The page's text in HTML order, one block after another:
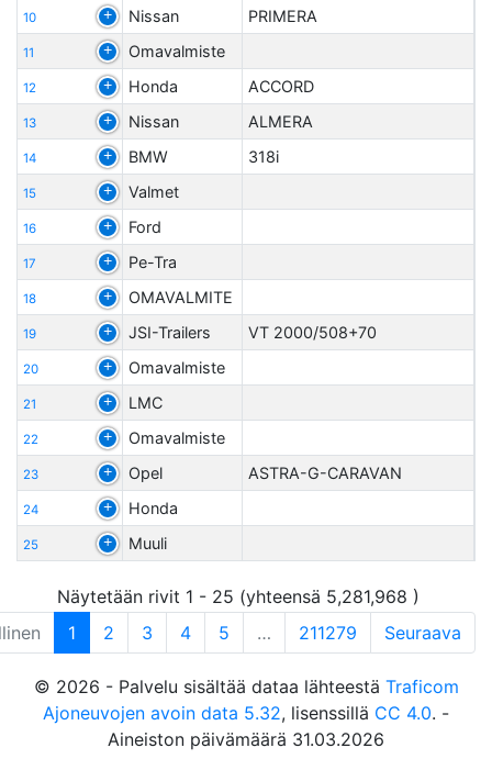
10 Nissan PRIMERA
11 Omavalmiste
12 Honda ACCORD
13 Nissan ALMERA
14 BMW 318i
15 Valmet
16 Ford
17 Pe-Tra
18 OMAVALMITE
19 JSI-Trailers VT 2000/508+70
20 Omavalmiste
21 LMC
22 Omavalmiste
23 Opel ASTRA-G-CARAVAN
24 Honda
25 Muuli
Näytetään rivit 1 - 25 (yhteensä 5,281,968 )
1 2 3 4 5 … 211279 Seuraava
© 2026 - Palvelu sisältää dataa lähteestä Traficom
Ajoneuvojen avoin data 5.32, lisenssillä CC 4.0. -
Aineiston päivämäärä 31.03.2026